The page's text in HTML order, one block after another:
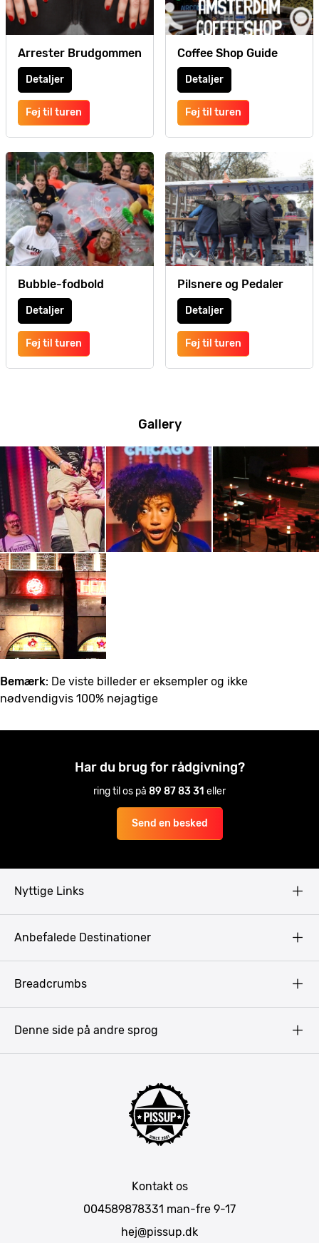
Arrester Brudgommen
Detaljer
Føj til turen
Coffee Shop Guide
Detaljer
Føj til turen
Bubble-fodbold
Detaljer
Føj til turen
Pilsnere og Pedaler
Detaljer
Føj til turen
Gallery
Bemærk: De viste billeder er eksempler og ikke
nødvendigvis 100% nøjagtige
Har du brug for rådgivning?
ring til os på 89 87 83 31 eller
Send en besked
Nyttige Links
Anbefalede Destinationer
Breadcrumbs
Kontakt os
004589878331 man-fre 9-17
hej@pissup.dk
Denne side på andre sprog